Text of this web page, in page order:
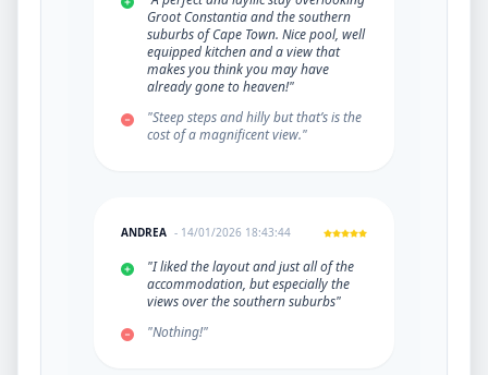
Groot Constantia and the southern
suburbs of Cape Town. Nice pool, well
equipped kitchen and a view that
makes you think you may have
already gone to heaven!"
"Steep steps and hilly but that’s is the
cost of a magnificent view."
ANDREA - 14/01/2026 18:43:44
"I liked the layout and just all of the
accommodation, but especially the
views over the southern suburbs"
"Nothing!"